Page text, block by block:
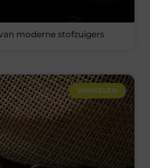
moderne stofzuigers
WINKELEN